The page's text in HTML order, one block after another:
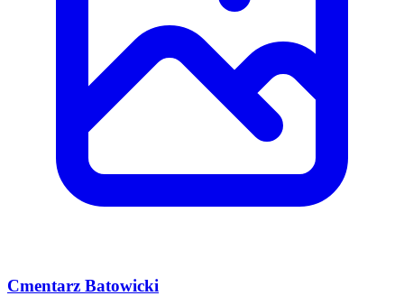
Cmentarz Batowicki